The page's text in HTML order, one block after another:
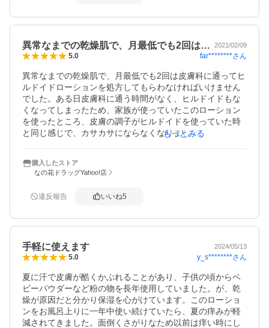
異常なまでの乾燥肌で、月最低でも2回は… 2021/02/09
5.0 far********さん
異常なまでの乾燥肌で、月最低でも2回は皮膚科に通ってヒ
ルドイドローションを処方してもらわなければいけません
でした。ある日皮膚科に通う時間がなく、ヒルドイドもな
くなってしまったため、家族が使っていたこのローション
を使ったところ、皮膚の調子がヒルドイドを使っていた時
と同じ感じで、カサカサにならなくなりました。コスパも
皮膚科に通う回数も少なくなって嬉しい限りです。
ただ肌に関しては人それぞれで、必ず私と同じだとは限り
もっとみる
購入したストア
なの花ドラッグYahoo!店
違反報告 いいね5
手軽に使えます 2024/05/13
5.0 y_s********さん
夏に汗で皮膚が酷くかぶれることがあり、子供の頃からベ
ビーパウダーなど粉の物を長年使用していました。が、乾
燥が原因だと分かり保湿を心がけています。このローショ
ンをお風呂上りに一年中使い続けていたら、夏の痒みが軽
減されてきました。面倒くさがりなため以前は痒い時にし